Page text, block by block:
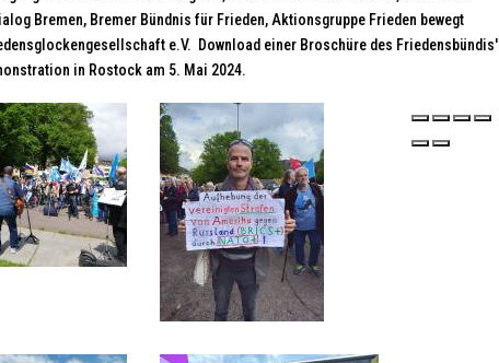
Bremen, Bremer Bündnis für Frieden, Aktionsgruppe Frieden bewegt
e.V. Download einer Broschüre des Friedensbündis'
in Rostock am 5. Mai 2024.